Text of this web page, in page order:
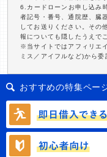
6.カードローンお申し込み
者記号・番号、通院歴、臓
してお送りください。その
報についても隠したうえで
※当サイトではアフィリエ
ミス／アイフルなど)から
おすすめの特集ペー